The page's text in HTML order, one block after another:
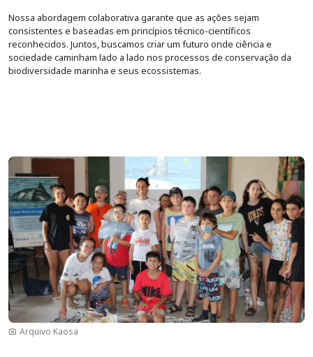
Nossa abordagem colaborativa garante que as ações sejam
consistentes e baseadas em princípios técnico-científicos
reconhecidos. Juntos, buscamos criar um futuro onde ciência e
sociedade caminham lado a lado nos processos de conservação da
biodiversidade marinha e seus ecossistemas.
Imagem
Arquivo Kaosa